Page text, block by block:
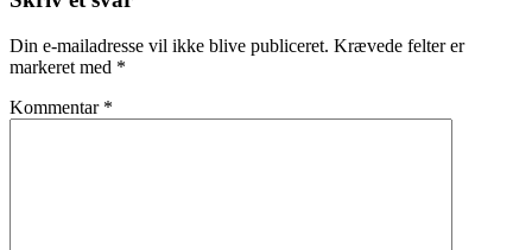
Din e-mailadresse vil ikke blive publiceret. Krævede felter er
markeret med *
Kommentar *